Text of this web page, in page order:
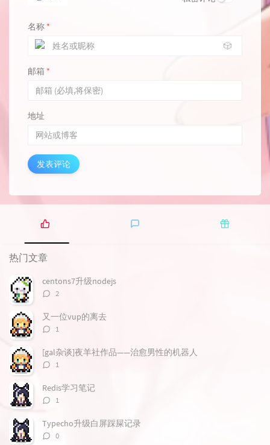
名称 *
🎲
邮箱 *
地址
发表评论
热
门
文
热门文章
centons7升级nodejs
评
数：
2
又一位vup的离去
评
数：
1
[gal杂谈]夜羊社作品——治愈男性的机器人
评
数：
1
Redis学习笔记
评
数：
1
Typecho升级白屏踩屎记录
评
0